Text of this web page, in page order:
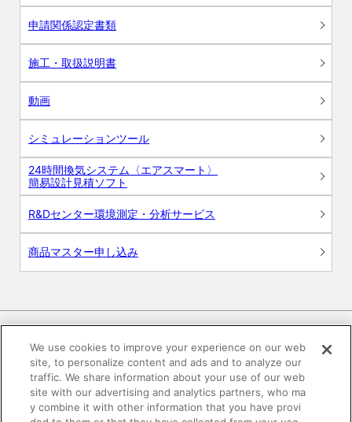
申請関係認定書類
施工・取扱説明書
動画
シミュレーションツール
24時間換気システム〈エアスマート〉
簡易設計見積ソフト
R&Dセンター環境測定・分析サービス
商品マスター申し込み
電子公告 このWEBサイトについて
プライバシーポリシー
We use cookies to improve your experience on our web
site, to personalize content and ads and to analyze our
traffic. We share information about your use of our web
site with our advertising and analytics partners, who ma
y combine it with other information that you have provi